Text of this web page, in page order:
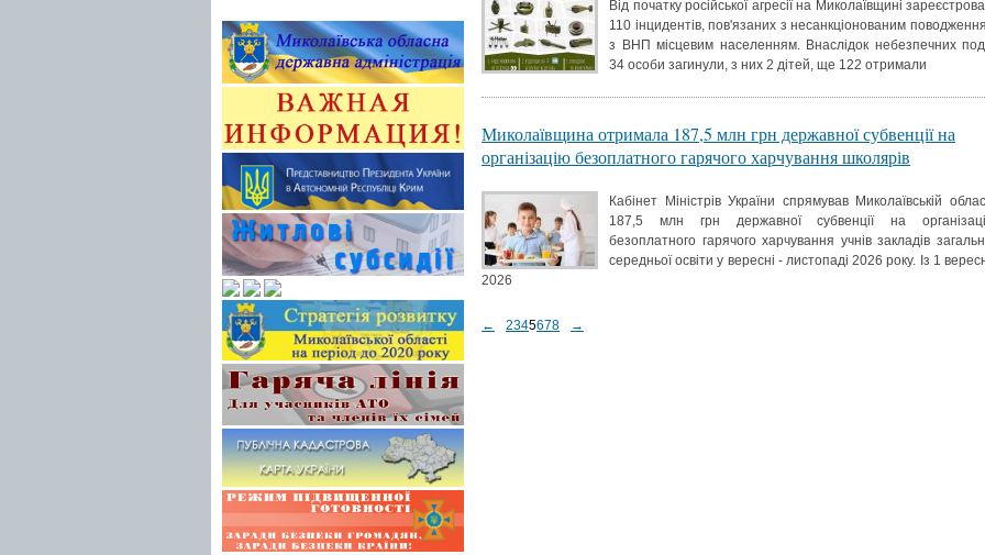
Від початку російської агресії на Миколаївщині
110 інцидентів, пов'язаних з несанкціонованим
з ВНП місцевим населенням. Внаслідок небезпечних
34 особи загинули, з них 2 дітей, ще 122 отримали
Миколаївщина отримала 187,5 млн грн державної субвенції на
організацію безоплатного гарячого харчування школярів
Кабінет Міністрів України спрямував Миколаївській
187,5 млн грн державної субвенції на
безоплатного гарячого харчування учнів закладів
середньої освіти у вересні - листопаді 2026 року. Із 1
2026
← 2345678 →